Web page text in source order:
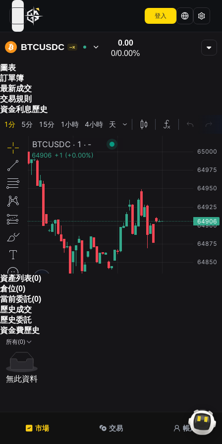
open navigation menu 登入
BTCUSDC --x
0.00
0/0.00%
圖表
訂單簿
最新成交
交易規則
資金利息歷史
資產列表(0)
倉位(0)
當前委託(0)
歷史成交
歷史委託
資金費歷史
所有(0)
無此資料
市場 交易 帳戶